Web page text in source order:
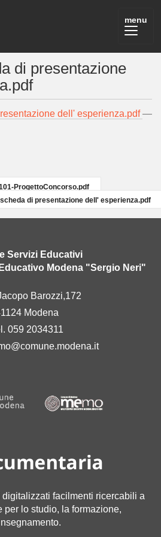
di presentazione
dell' esperienza.pdf—
ProgettoConcorso.pdf
di presentazione dell' esperienza.pdf
Servizi Educativi
Modena "Sergio Neri"
Barozzi,172
Modena
059 2034311
facilmenti ricercabili a
per lo studio, la formazione,